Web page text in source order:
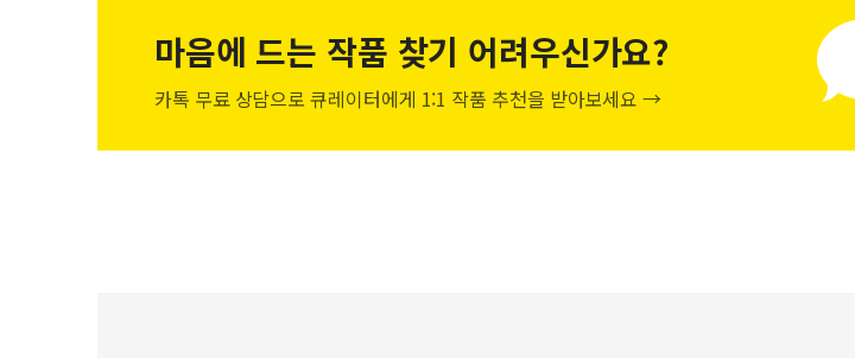
마음에 드는 작품 찾기 어려우신가요?
카톡 무료 상담으로 큐레이터에게 1:1 작품 추천을 받아보세요 →